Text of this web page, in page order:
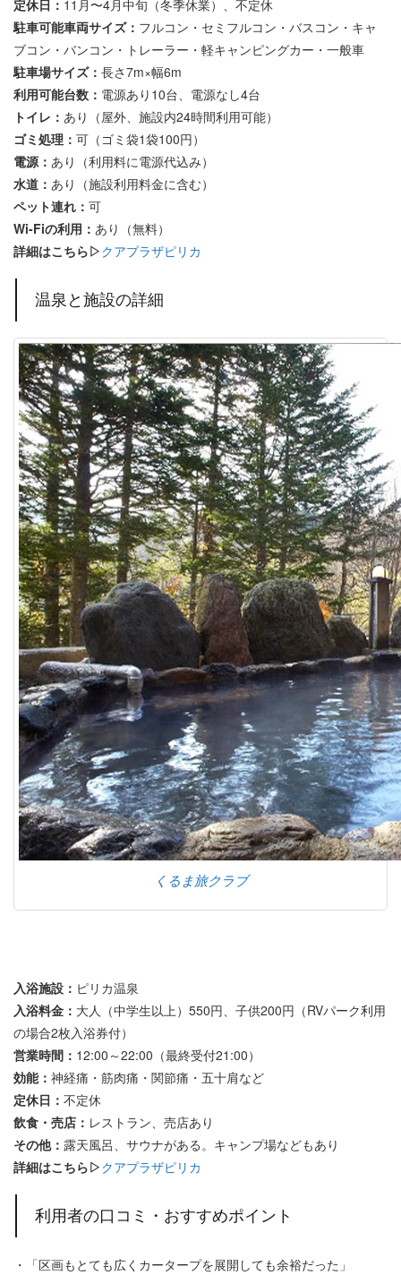
定休日： 11月〜4月中旬（冬季休業）、不定休
駐車可能車両サイズ： フルコン・セミフルコン・バスコン・キャ
ブコン・バンコン・トレーラー・軽キャンピングカー・一般車
駐車場サイズ： 長さ7m×幅6m
利用可能台数： 電源あり10台、電源なし4台
トイレ： あり（屋外、施設内24時間利用可能）
ゴミ処理： 可（ゴミ袋1袋100円）
電源： あり（利用料に電源代込み）
水道： あり（施設利用料金に含む）
ペット連れ： 可
Wi-Fiの利用： あり（無料）
詳細はこちら▷クアプラザピリカ
温泉と施設の詳細
くるま旅クラブ
入浴施設： ピリカ温泉
入浴料金： 大人（中学生以上）550円、子供200円（RVパーク利用
の場合2枚入浴券付）
営業時間： 12:00～22:00（最終受付21:00）
効能： 神経痛・筋肉痛・関節痛・五十肩など
定休日： 不定休
飲食・売店： レストラン、売店あり
その他： 露天風呂、サウナがある。キャンプ場などもあり
詳細はこちら▷クアプラザピリカ
利用者の口コミ・おすすめポイント
・「区画もとても広くカータープを展開しても余裕だった」